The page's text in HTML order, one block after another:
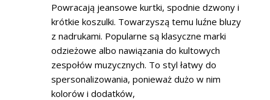
Powracają jeansowe kurtki, spodnie dzwony i
krótkie koszulki. Towarzyszą temu luźne bluzy
z nadrukami. Popularne są klasyczne marki
odzieżowe albo nawiązania do kultowych
zespołów muzycznych. To styl łatwy do
spersonalizowania, ponieważ dużo w nim
kolorów i dodatków,